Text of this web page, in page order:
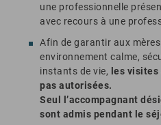
une professionnelle
avec recours à une
Afin de garantir aux
environnement calme,
instants de vie, les visites
pas autorisées.
Seul l’accompagnant
sont admis pendant le